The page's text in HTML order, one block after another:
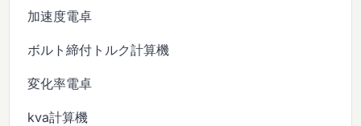
加速度電卓
ボルト締付トルク計算機
変化率電卓
kva計算機